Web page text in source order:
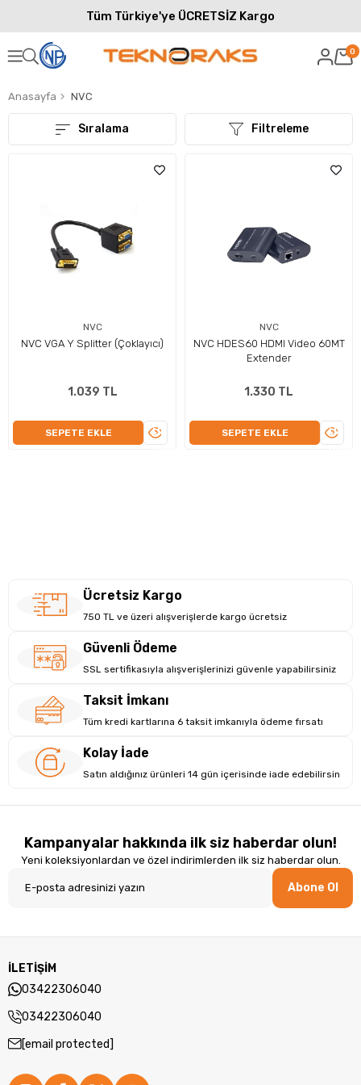
Tüm Türkiye'ye ÜCRETSİZ Kargo
0
Anasayfa NVC
Filtreleme
Sıralama
NVC
NVC VGA Y Splitter (Çoklayıcı)
1.039 TL
SEPETE EKLE
ÜRÜNÜ
NVC
NVC HDES60 HDMI Video 60MT
Extender
1.330 TL
SEPETE EKLE
Ücretsiz Kargo
750 TL ve üzeri alışverişlerde kargo ücretsiz
Güvenli Ödeme
SSL sertifikasıyla alışverişlerinizi güvenle yapabilirsiniz
Taksit İmkanı
Tüm kredi kartlarına 6 taksit imkanıyla ödeme fırsatı
Kolay İade
Satın aldığınız ürünleri 14 gün içerisinde iade edebilirsin
Kampanyalar hakkında ilk siz haberdar olun!
Yeni koleksiyonlardan ve özel indirimlerden ilk siz haberdar olun.
Abone Ol
İLETİŞİM
03422306040
03422306040
[email protected]